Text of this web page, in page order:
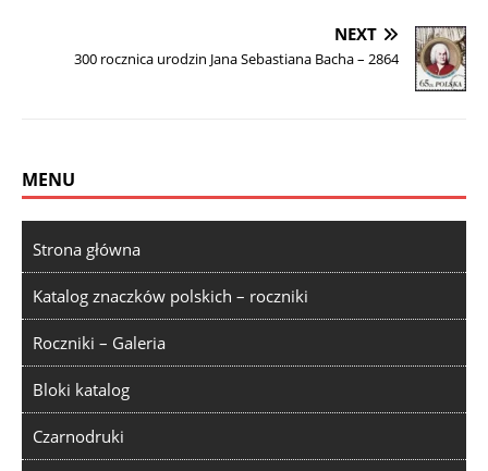
NEXT
300 rocznica urodzin Jana Sebastiana Bacha – 2864
MENU
Strona główna
Katalog znaczków polskich – roczniki
Roczniki – Galeria
Bloki katalog
Czarnodruki